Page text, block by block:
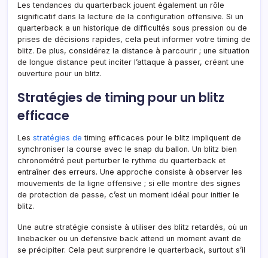
Les tendances du quarterback jouent également un rôle
significatif dans la lecture de la configuration offensive. Si un
quarterback a un historique de difficultés sous pression ou de
prises de décisions rapides, cela peut informer votre timing de
blitz. De plus, considérez la distance à parcourir ; une situation
de longue distance peut inciter l’attaque à passer, créant une
ouverture pour un blitz.
Stratégies de timing pour un blitz
efficace
Les stratégies de timing efficaces pour le blitz impliquent de
synchroniser la course avec le snap du ballon. Un blitz bien
chronométré peut perturber le rythme du quarterback et
entraîner des erreurs. Une approche consiste à observer les
mouvements de la ligne offensive ; si elle montre des signes
de protection de passe, c’est un moment idéal pour initier le
blitz.
Une autre stratégie consiste à utiliser des blitz retardés, où un
linebacker ou un defensive back attend un moment avant de
se précipiter. Cela peut surprendre le quarterback, surtout s’il